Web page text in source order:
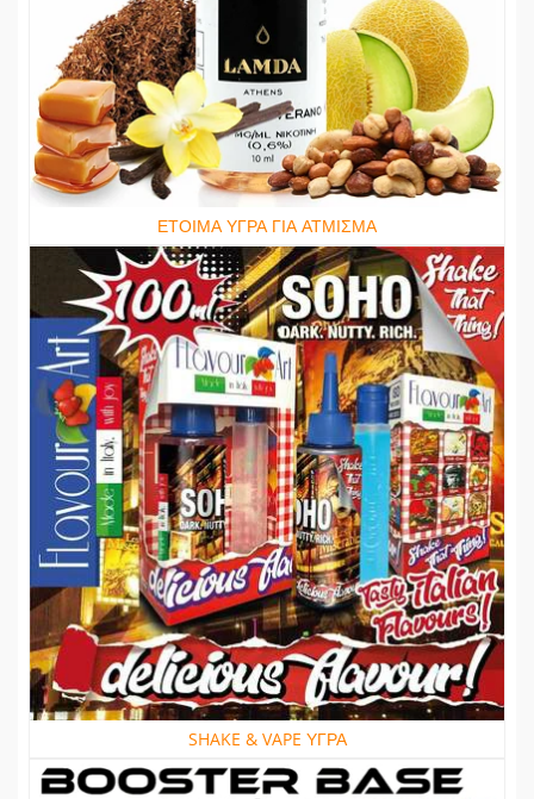
ΕΤΟΙΜΑ ΥΓΡΑ ΓΙΑ ΑΤΜΙΣΜΑ
SHAKE & VAPE ΥΓΡΑ